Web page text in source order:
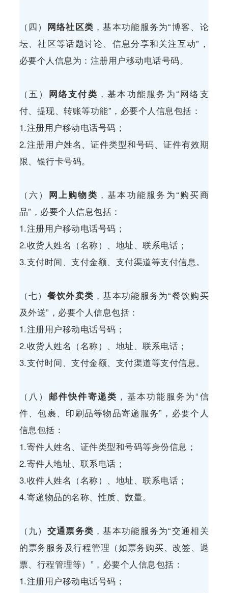
（四） 网络社区类 ，基本功能服务为“博客、论
坛、社区等话题讨论、信息分享和关注互动”，
必要个人信息为：注册用户移动电话号码。
（五） 网络支付类 ，基本功能服务为“网络支
付、提现、转账等功能”，必要个人信息包括：
1.注册用户移动电话号码；
2.注册用户姓名、证件类型和号码、证件有效期
限、银行卡号码。
（六） 网上购物类 ，基本功能服务为“购买商
品”，必要个人信息包括：
1.注册用户移动电话号码；
2.收货人姓名（名称）、地址、联系电话；
3.支付时间、支付金额、支付渠道等支付信息。
（七） 餐饮外卖类 ，基本功能服务为“餐饮购买
及外送”，必要个人信息包括：
1.注册用户移动电话号码；
2.收货人姓名（名称）、地址、联系电话；
3.支付时间、支付金额、支付渠道等支付信息。
（八） 邮件快件寄递类 ，基本功能服务为“信
件、包裹、印刷品等物品寄递服务”，必要个人
信息包括：
1.寄件人姓名、证件类型和号码等身份信息；
2.寄件人地址、联系电话；
3.收件人姓名（名称）、地址、联系电话；
4.寄递物品的名称、性质、数量。
（九） 交通票务类 ，基本功能服务为“交通相关
的票务服务及行程管理（如票务购买、改签、退
票、行程管理等）”，必要个人信息包括：
1.注册用户移动电话号码；